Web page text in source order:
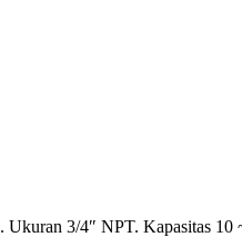
. Ukuran 3/4″ NPT. Kapasitas 10